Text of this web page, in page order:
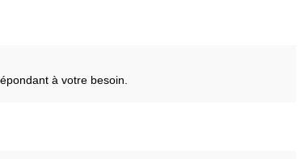
à votre besoin.